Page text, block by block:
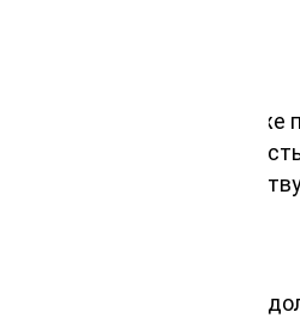
кромками
дорожек, а также
открытому
высокого качества и